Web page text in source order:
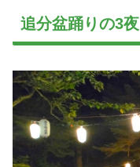
追分盆踊りの3夜